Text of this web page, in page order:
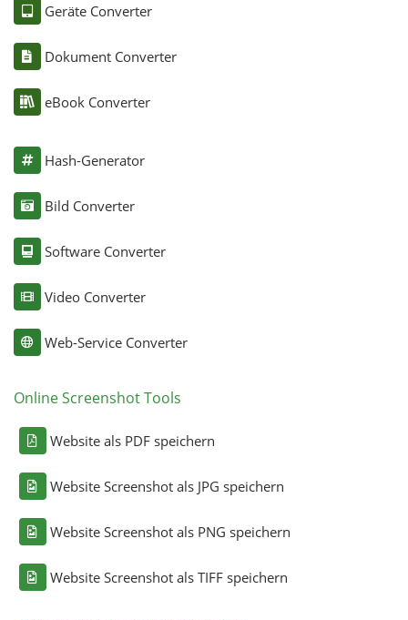
Geräte Converter
Dokument Converter
eBook Converter
Hash-Generator
Bild Converter
Software Converter
Video Converter
Web-Service Converter
Online Screenshot Tools
Website als PDF speichern
Website Screenshot als JPG speichern
Website Screenshot als PNG speichern
Website Screenshot als TIFF speichern